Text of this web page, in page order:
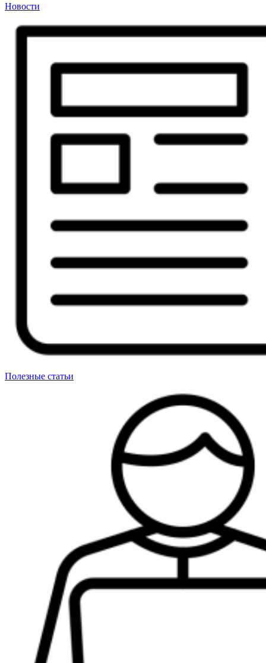
Новости
Полезные статьи